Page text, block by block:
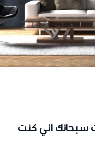
سبحانك اني كنت